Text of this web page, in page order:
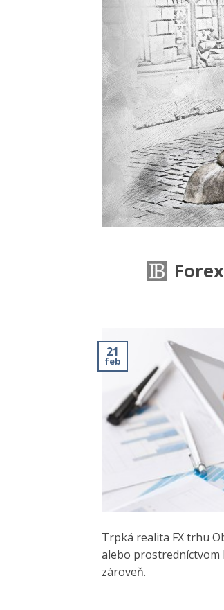
21
feb
Trpká realita FX trhu
alebo prostredníctvom
zároveň.